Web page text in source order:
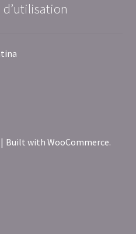
Built with WooCommerce.